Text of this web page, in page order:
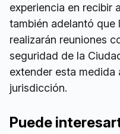
experiencia en recibir
también adelantó que
realizarán reuniones
seguridad de la
extender esta medida
jurisdicción.
Puede